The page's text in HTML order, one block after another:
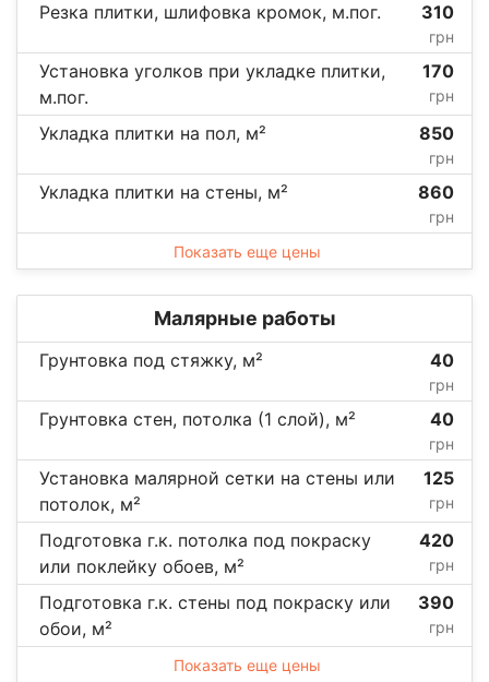
Резка плитки, шлифовка кромок, м.пог. 310
грн
Установка уголков при укладке плитки,
м.пог.
170
грн
Укладка плитки на пол, м² 850
грн
Укладка плитки на стены, м² 860
грн
Показать еще цены
Малярные работы
Грунтовка под стяжку, м² 40
грн
Грунтовка стен, потолка (1 слой), м² 40
грн
Установка малярной сетки на стены или
потолок, м²
125
грн
Подготовка г.к. потолка под покраску
или поклейку обоев, м²
420
грн
Подготовка г.к. стены под покраску или
обои, м²
390
грн
Показать еще цены